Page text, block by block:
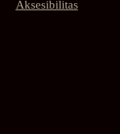
Aksesibilitas